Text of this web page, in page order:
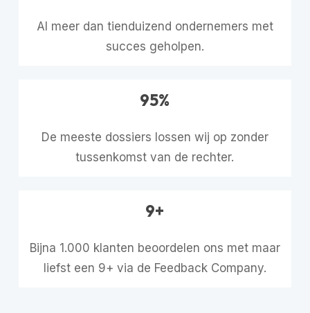
Al meer dan tienduizend ondernemers met
succes geholpen.
95%
De meeste dossiers lossen wij op zonder
tussenkomst van de rechter.
9+
Bijna 1.000 klanten beoordelen ons met maar
liefst een 9+ via de Feedback Company.